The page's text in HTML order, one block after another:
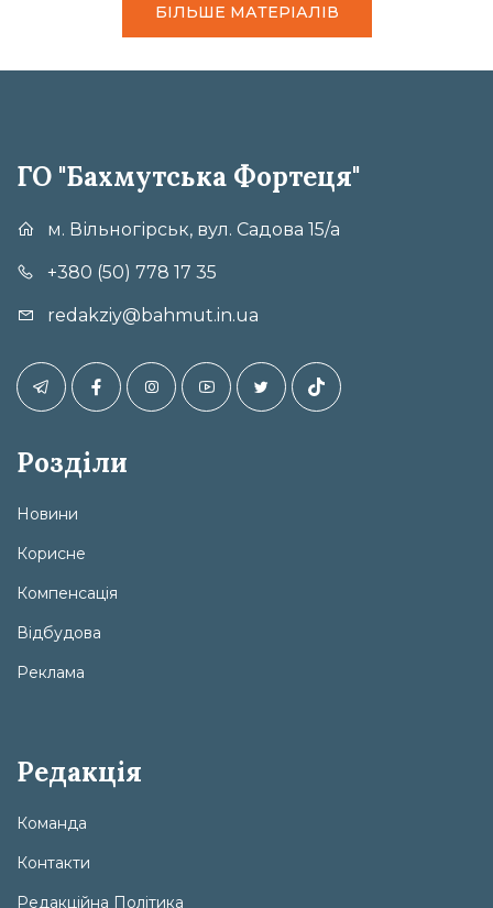
БІЛЬШЕ МАТЕРІАЛІВ
ГО "Бахмутська Фортеця"
м. Вільногірськ, вул. Садова 15/а
+380 (50) 778 17 35
redakziy@bahmut.in.ua
Розділи
Новини
Корисне
Компенсація
Відбудова
Реклама
Редакція
Команда
Контакти
Редакційна Політика